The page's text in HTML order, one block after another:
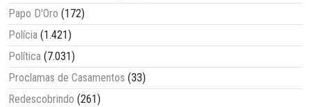
Papo D'Oro (172)
Polícia (1.421)
Política (7.031)
Proclamas de Casamentos (33)
Redescobrindo (261)